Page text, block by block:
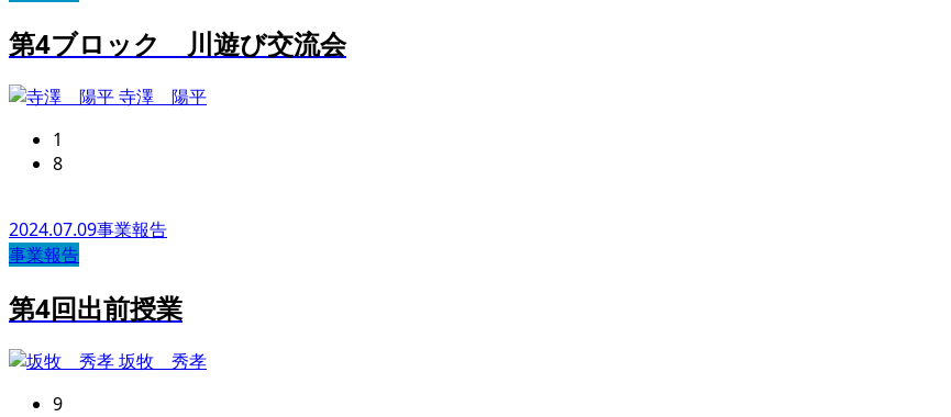
第4ブロック 川遊び交流会
寺澤 陽平
1
8
2024.07.09事業報告
事業報告
第4回出前授業
坂牧 秀孝
9